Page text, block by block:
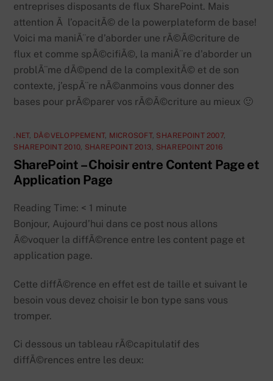
entreprises disposants de flux SharePoint. Mais
attention Ã l’opacitÃ© de la powerplateform de base!
Voici ma maniÃ¨re d’aborder une rÃ©Ã©criture de
flux et comme spÃ©cifiÃ©, la maniÃ¨re d’aborder un
problÃ¨me dÃ©pend de la complexitÃ© et de son
contexte, j’espÃ¨re nÃ©anmoins vous donner des
bases pour prÃ©parer vos rÃ©Ã©criture au mieux 🙂
.NET, DÃ©VELOPPEMENT, MICROSOFT, SHAREPOINT 2007,
SHAREPOINT 2010, SHAREPOINT 2013, SHAREPOINT 2016
SharePoint – Choisir entre Content Page et
Application Page
Reading Time: < 1 minute
Bonjour, Aujourd’hui dans ce post nous allons
Ã©voquer la diffÃ©rence entre les content page et
application page.
Cette diffÃ©rence en effet est de taille et suivant le
besoin vous devez choisir le bon type sans vous
tromper.
Ci dessous un tableau rÃ©capitulatif des
diffÃ©rences entre les deux: